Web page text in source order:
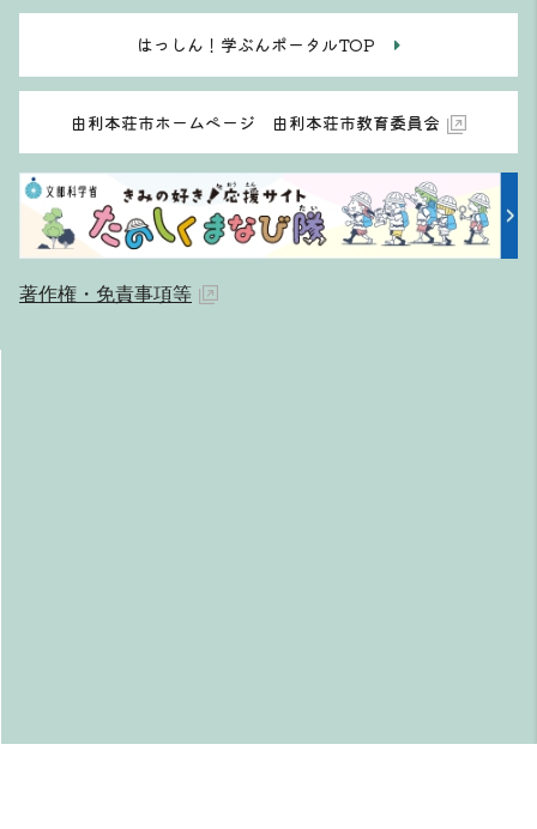
はっしん！学ぶんポータルTOP
由利本荘市ホームページ 由利本荘市教育委員会
著作権・免責事項等